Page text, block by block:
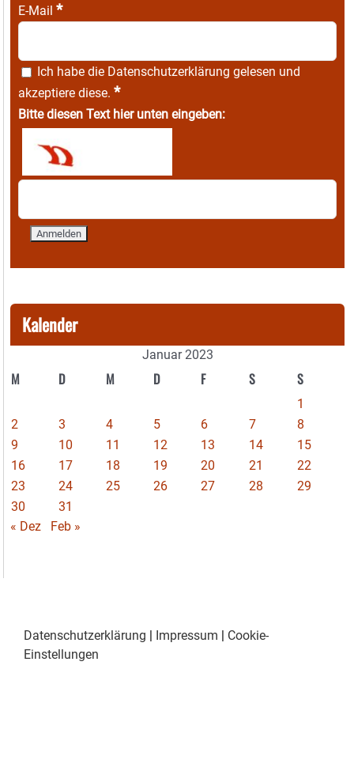
E-Mail *
Ich habe die Datenschutzerklärung gelesen und
akzeptiere diese. *
Bitte diesen Text hier unten eingeben:
Kalender
Januar 2023
M D M D F S S
1
2
3 4 5 6 7
8
9
10 11 12 13 14
15
16
17 18 19 20 21
22
23
24 25 26 27 28
29
30
31
« Dez
Feb »
Datenschutzerklärung | Impressum | Cookie-
Einstellungen